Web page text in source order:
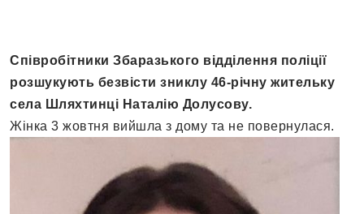
Співробітники Збаразького відділення поліції
розшукують безвісти зниклу 46-річну жительку
села Шляхтинці Наталію Долусову.
Жінка 3 жовтня вийшла з дому та не повернулася.